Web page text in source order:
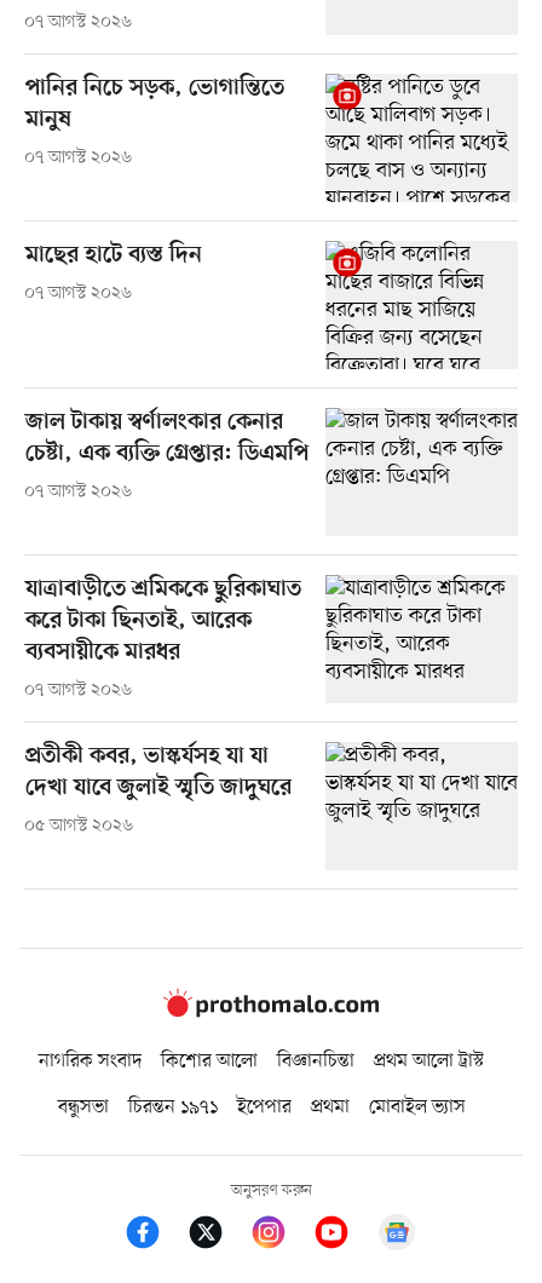
০৭ আগস্ট ২০২৬
পানির নিচে সড়ক, ভোগান্তিতে
মানুষ
০৭ আগস্ট ২০২৬
মাছের হাটে ব্যস্ত দিন
০৭ আগস্ট ২০২৬
জাল টাকায় স্বর্ণালংকার কেনার
চেষ্টা, এক ব্যক্তি গ্রেপ্তার: ডিএমপি
০৭ আগস্ট ২০২৬
যাত্রাবাড়ীতে শ্রমিককে ছুরিকাঘাত
করে টাকা ছিনতাই, আরেক
ব্যবসায়ীকে মারধর
০৭ আগস্ট ২০২৬
প্রতীকী কবর, ভাস্কর্যসহ যা যা
দেখা যাবে জুলাই স্মৃতি জাদুঘরে
০৫ আগস্ট ২০২৬
নাগরিক সংবাদ কিশোর আলো বিজ্ঞানচিন্তা
প্রথম আলো ট্রাস্ট
বন্ধুসভা
চিরন্তন ১৯৭১ ইপেপার প্রথমা মোবাইল ভ্যাস
অনুসরণ করুন